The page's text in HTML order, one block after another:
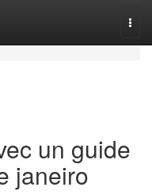
un guide
janeiro